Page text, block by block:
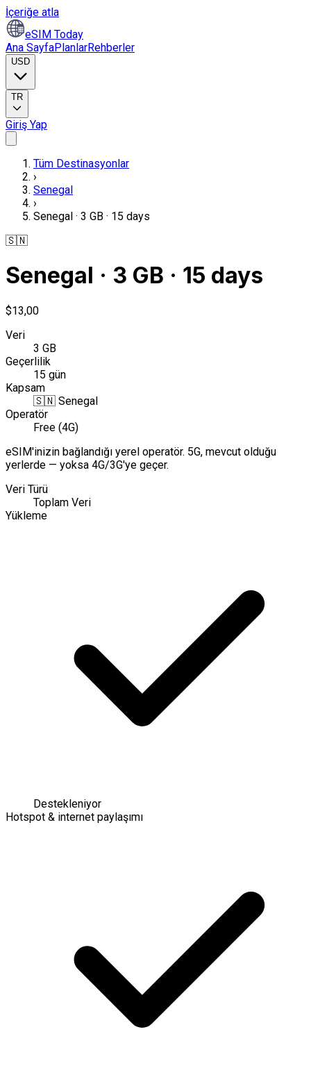
İçeriğe atla
eSIM Today
Ana SayfaPlanlarRehberler
USD
TR
Giriş Yap
Tüm Destinasyonlar
›
Senegal
›
Senegal · 3 GB · 15 days
🇸🇳
Senegal · 3 GB · 15 days
$13,00
Veri
3 GB
Geçerlilik
15 gün
Kapsam
🇸🇳 Senegal
Operatör
Free (4G)
eSIM'inizin bağlandığı yerel operatör. 5G, mevcut olduğu
yerlerde — yoksa 4G/3G'ye geçer.
Veri Türü
Toplam Veri
Yükleme
Destekleniyor
Hotspot & internet paylaşımı